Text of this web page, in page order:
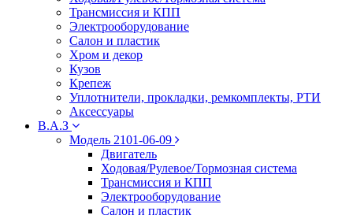
Трансмиссия и КПП
Электрооборудование
Салон и пластик
Хром и декор
Кузов
Крепеж
Уплотнители, прокладки, ремкомплекты, РТИ
Аксессуары
В.А.З
Модель 2101-06-09
Двигатель
Ходовая/Рулевое/Тормозная система
Трансмиссия и КПП
Электрооборудование
Салон и пластик